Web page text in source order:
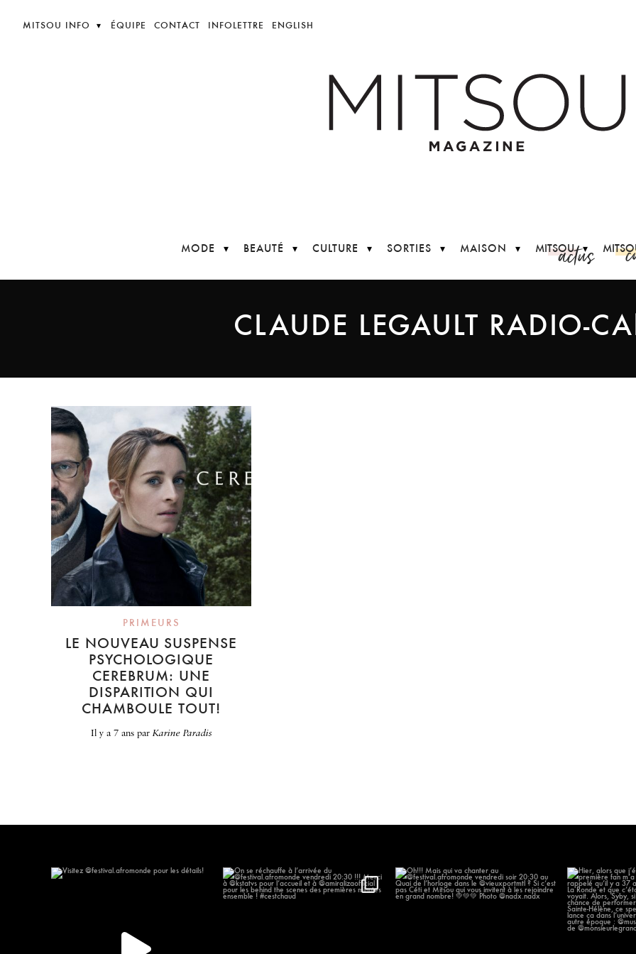
MITSOU INFO ÉQUIPE CONTACT INFOLETTRE ENGLISH
MODE BEAUTÉ CULTURE SORTIES MAISON MITSOUactus
CLAUDE LEGAULT RADIO-
PRIMEURS
LE NOUVEAU SUSPENSE
PSYCHOLOGIQUE
CEREBRUM: UNE
DISPARITION QUI
CHAMBOULE TOUT!
il y a 7 anspar Karine Paradis
On se réchauffe à l’arrivée du...
Oh!!! Mais qui va chanter au
@festival.afromonde...
Hier, alors que